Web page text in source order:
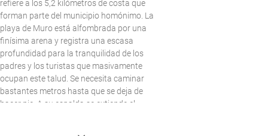
refiere a los 5,2 kilómetros de costa que
forman parte del municipio homónimo. La
playa de Muro está alfombrada por una
finísima arena y registra una escasa
profundidad para la tranquilidad de los
padres y los turistas que masivamente
ocupan este talud. Se necesita caminar
bastantes metros hasta que se deja de
hacer pie. A su espalda se extiende el